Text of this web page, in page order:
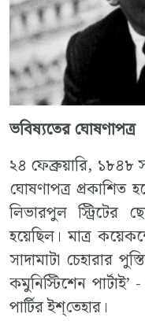
ভবিষ্যতের ঘোষণাপত্র
২৪ ফেব্রুয়ারি, ১৮৪৮
ঘোষণাপত্র
লিভারপুল স্ট্রিটের
হয়েছিল। মাত্র
সাদামাটা চেহারার
কমুনিস্টিশেন
পার্টির ইশ্‌তেহার।